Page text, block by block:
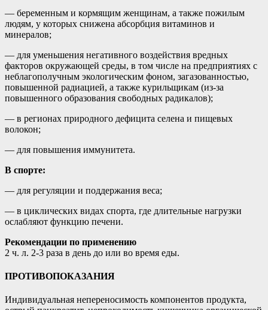
— беременным и кормящим женщинам, а также пожилым
людям, у которых снижена абсорбция витаминов и
минералов;
— для уменьшения негативного воздействия вредных
факторов окружающей среды, в том числе на предприятиях с
неблагополучным экологическим фоном, загазованностью,
повышенной радиацией, а также курильщикам (из-за
повышенного образования свободных радикалов);
— в регионах природного дефицита селена и пищевых
волокон;
— для повышения иммунитета.
В спорте:
— для регуляции и поддержания веса;
— в циклических видах спорта, где длительные нагрузки
ослабляют функцию печени.
Рекомендации по применению
2 ч. л. 2-3 раза в день до или во время еды.
ПРОТИВОПОКАЗАНИЯ
Индивидуальная непереносимость компонентов продукта,